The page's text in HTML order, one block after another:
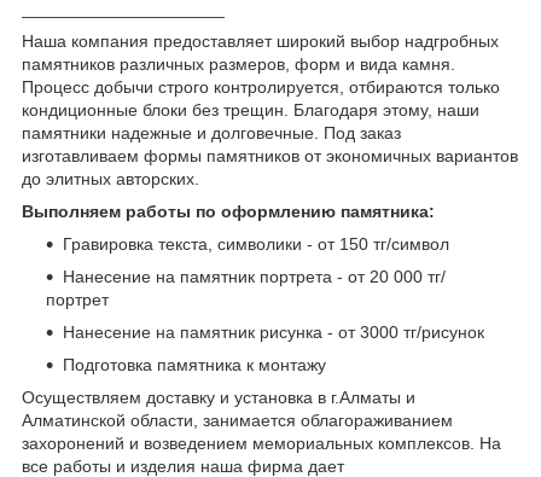
Наша компания предоставляет широкий выбор надгробных
памятников различных размеров, форм и вида камня.
Процесс добычи строго контролируется, отбираются только
кондиционные блоки без трещин. Благодаря этому, наши
памятники надежные и долговечные. Под заказ
изготавливаем формы памятников от экономичных вариантов
до элитных авторских.
Выполняем работы по оформлению памятника:
Гравировка текста, символики - от 150 тг/символ
Нанесение на памятник портрета - от 20 000 тг/
портрет
Нанесение на памятник рисунка - от 3000 тг/рисунок
Подготовка памятника к монтажу
Осуществляем доставку и установка в г.Алматы и
Алматинской области, занимается облагораживанием
захоронений и возведением мемориальных комплексов. На
все работы и изделия наша фирма дает